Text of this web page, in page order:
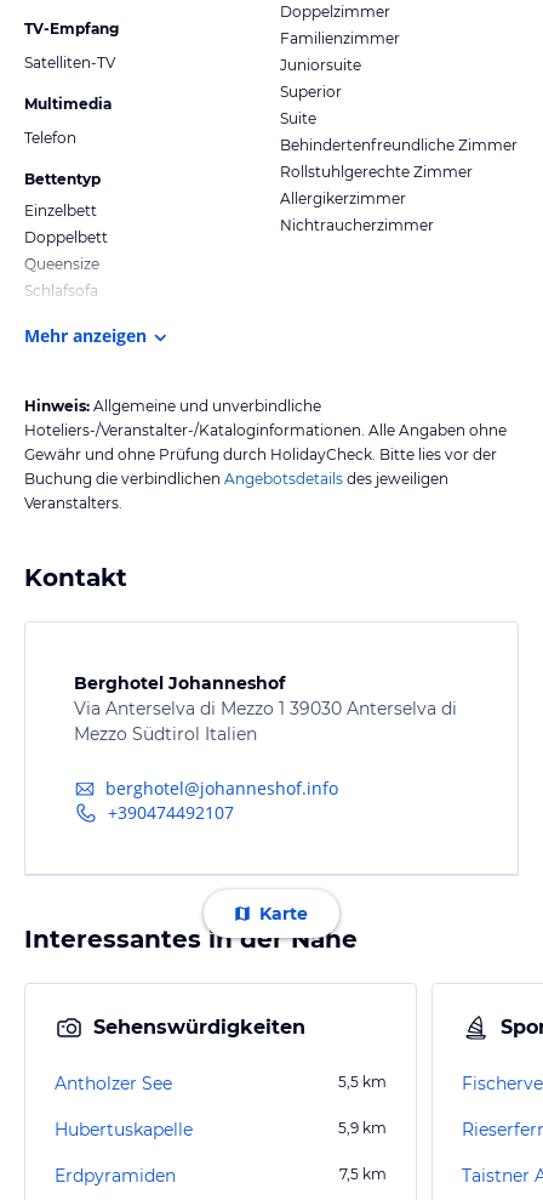
TV-Empfang
Satelliten-TV
Multimedia
Telefon
Bettentyp
Einzelbett
Doppelbett
Queensize
Schlafsofa
Doppelzimmer
Familienzimmer
Juniorsuite
Superior
Suite
Behindertenfreundliche Zimmer
Rollstuhlgerechte Zimmer
Allergikerzimmer
Nichtraucherzimmer
Mehr anzeigen
Hinweis: Allgemeine und unverbindliche
Hoteliers-/Veranstalter-/Kataloginformationen. Alle Angaben ohne
Gewähr und ohne Prüfung durch HolidayCheck. Bitte lies vor der
Buchung die verbindlichen Angebotsdetails des jeweiligen
Veranstalters.
Kontakt
Berghotel Johanneshof
Via Anterselva di Mezzo 1 39030 Anterselva di
Mezzo Südtirol Italien
berghotel@johanneshof.info
+390474492107
Karte
Interessantes in der Nähe
Sehenswürdigkeiten
Antholzer See 5,5 km
Hubertuskapelle 5,9 km
Erdpyramiden 7,5 km Taistner